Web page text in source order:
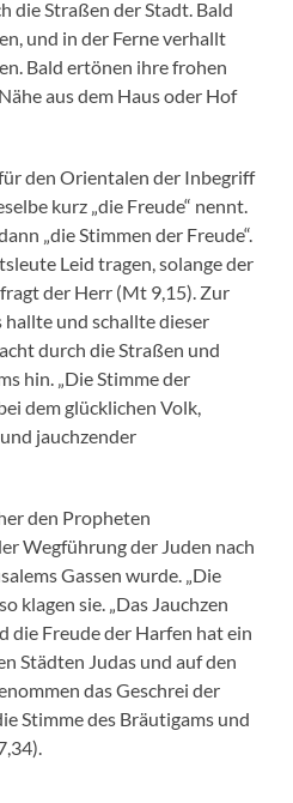
die Straßen der Stadt. Bald
und in der Ferne verhallt
Bald ertönen ihre frohen
aus dem Haus oder Hof
den Orientalen der Inbegriff
kurz „die Freude“ nennt.
„die Stimmen der Freude“.
Leid tragen, solange der
der Herr (Mt 9,15). Zur
und schallte dieser
durch die Straßen und
hin. „Die Stimme der
dem glücklichen Volk,
jauchzender
den Propheten
Wegführung der Juden nach
Gassen wurde. „Die
klagen sie. „Das Jauchzen
die Freude der Harfen hat ein
Städten Judas und auf den
das Geschrei der
Stimme des Bräutigams und